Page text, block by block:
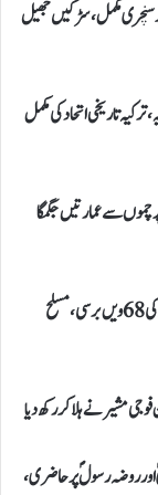
سنچری مکمل، سڑکیں جھیل
تاریخی اتحاد کی مکمل
سے عمارتیں جگمگا
نشانِ حیدر کا اعزاز پانے والے فاتح لکشمی پور میجر طفیل محمد شہید کی 68ویں برسی، مسلح
مشیر نے ہلا کر رکھ دیا
روضہ رسولؐ پر حاضری،